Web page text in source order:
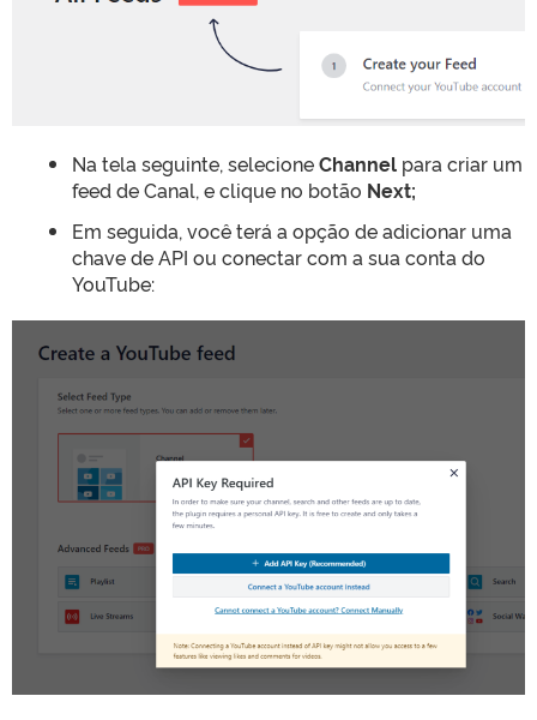
Na tela seguinte, selecioneChannel para criar um
feed de Canal, e clique no botão Next;
Em seguida, você terá a opção de adicionar uma
chave de API ou conectar com a sua conta do
YouTube: